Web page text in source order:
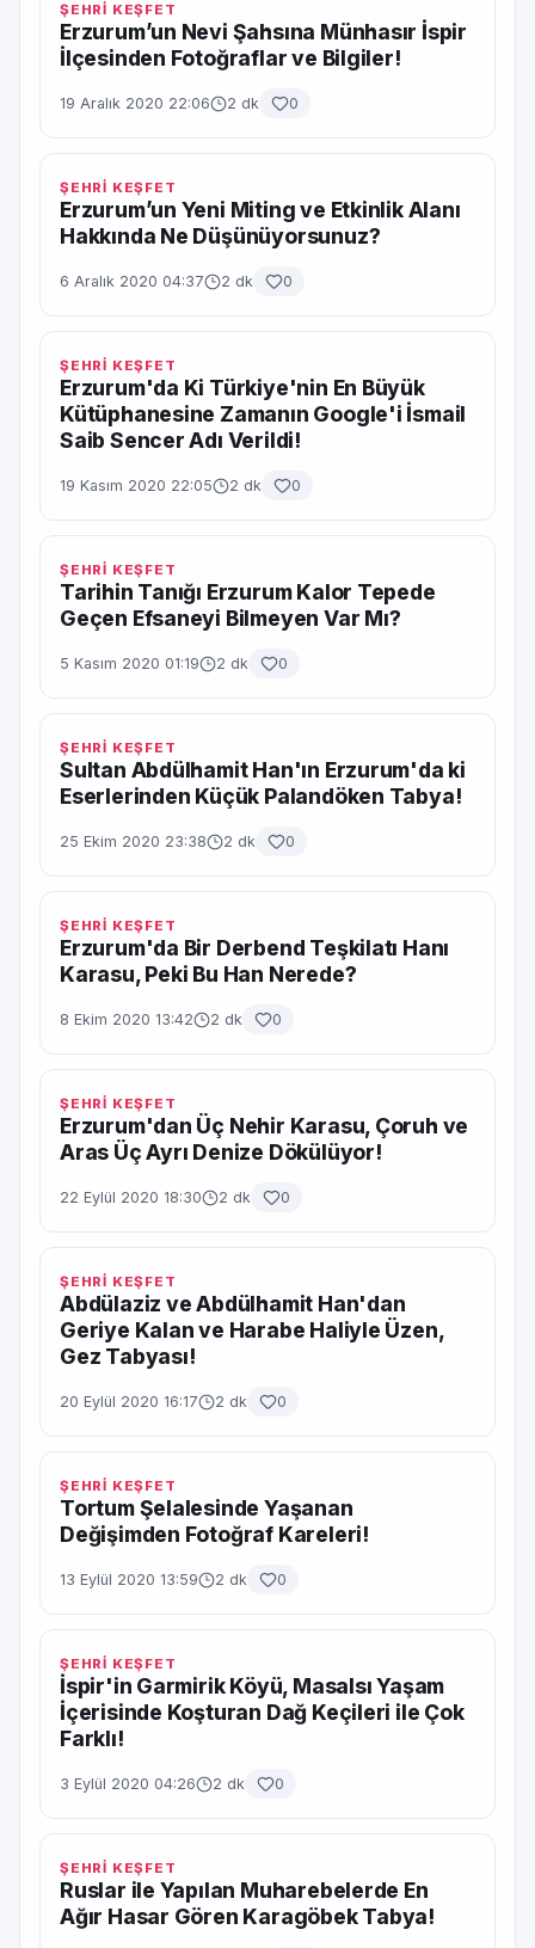
ŞEHRİ KEŞFET
Erzurum’un Nevi Şahsına Münhasır İspir
İlçesinden Fotoğraflar ve Bilgiler!
19 Aralık 2020 22:06 2 dk 0
ŞEHRİ KEŞFET
Erzurum’un Yeni Miting ve Etkinlik Alanı
Hakkında Ne Düşünüyorsunuz?
6 Aralık 2020 04:37 2 dk 0
ŞEHRİ KEŞFET
Erzurum'da Ki Türkiye'nin En Büyük
Kütüphanesine Zamanın Google'i İsmail
Saib Sencer Adı Verildi!
19 Kasım 2020 22:05 2 dk 0
ŞEHRİ KEŞFET
Tarihin Tanığı Erzurum Kalor Tepede
Geçen Efsaneyi Bilmeyen Var Mı?
5 Kasım 2020 01:19 2 dk 0
ŞEHRİ KEŞFET
Sultan Abdülhamit Han'ın Erzurum'da ki
Eserlerinden Küçük Palandöken Tabya!
25 Ekim 2020 23:38 2 dk 0
ŞEHRİ KEŞFET
Erzurum'da Bir Derbend Teşkilatı Hanı
Karasu, Peki Bu Han Nerede?
8 Ekim 2020 13:42 2 dk 0
ŞEHRİ KEŞFET
Erzurum'dan Üç Nehir Karasu, Çoruh ve
Aras Üç Ayrı Denize Dökülüyor!
22 Eylül 2020 18:30 2 dk 0
ŞEHRİ KEŞFET
Abdülaziz ve Abdülhamit Han'dan
Geriye Kalan ve Harabe Haliyle Üzen,
Gez Tabyası!
20 Eylül 2020 16:17 2 dk 0
ŞEHRİ KEŞFET
Tortum Şelalesinde Yaşanan
Değişimden Fotoğraf Kareleri!
13 Eylül 2020 13:59 2 dk 0
ŞEHRİ KEŞFET
İspir'in Garmirik Köyü, Masalsı Yaşam
İçerisinde Koşturan Dağ Keçileri ile Çok
Farklı!
3 Eylül 2020 04:26 2 dk 0
ŞEHRİ KEŞFET
Ruslar ile Yapılan Muharebelerde En
Ağır Hasar Gören Karagöbek Tabya!